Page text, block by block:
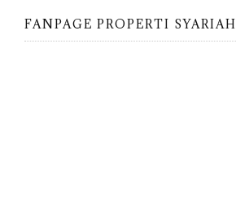
FANPAGE PROPERTI SYARIAH